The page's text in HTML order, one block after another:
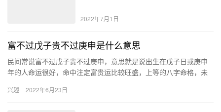
2022年7月1日
富不过戊子贵不过庚申是什么意思
民间常说富不过戊子贵不过庚申，意思就是说出生在戊子日或庚申
年的人命运很好，命中注定富贵运比较旺盛，上等的八字命格，未
命…
兴趣 2022年6月23日